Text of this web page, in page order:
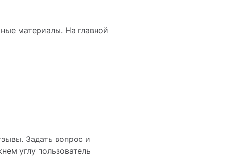
материалы. На главной
Задать вопрос и
углу пользователь